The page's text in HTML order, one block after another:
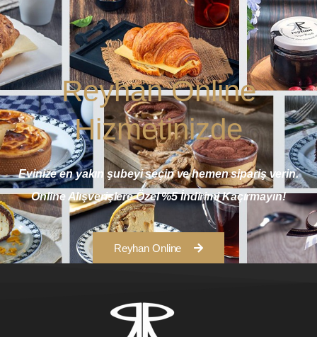
Reyhan Online
Hizmetinizde
Evinize en yakın şubeyi seçin ve hemen sipariş verin.
Online Alışverişlere Özel %5 İndirimi Kaçırmayın!
Reyhan Online